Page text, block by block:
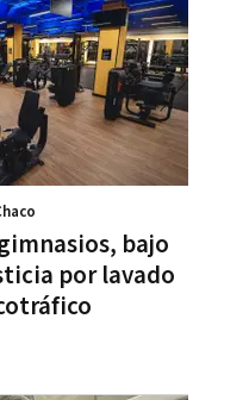
bajo
por lavado